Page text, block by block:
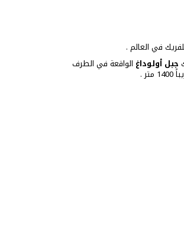
في العالم .
جبل أولوداغ الواقعة في الطرف
.